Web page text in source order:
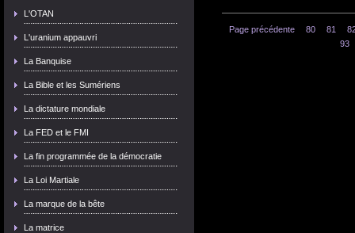
L'OTAN
L'uranium appauvri
La Banquise
La Bible et les Sumériens
La dictature mondiale
La FED et le FMI
La fin programmée de la démocratie
La Loi Martiale
La marque de la bête
La matrice
Page précédente 80 81
93